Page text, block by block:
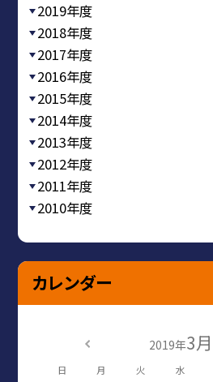
2019年度
2018年度
2017年度
2016年度
2015年度
2014年度
2013年度
2012年度
2011年度
2010年度
カレンダー
2019年3月
日 月 火 水